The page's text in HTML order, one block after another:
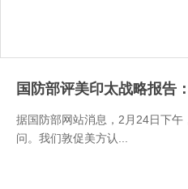
国防部评美印太战略报告：
据国防部网站消息，2月24日下
问。我们敦促美方认...